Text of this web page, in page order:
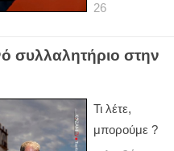
26
συλλαλητήριο στην
Τι λέτε,
μπορούμε ?